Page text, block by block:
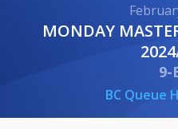
MONDAY MASTERS - TURNIERSERIE
9-
BC Queue